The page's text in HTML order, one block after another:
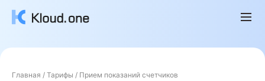
Главная / Тарифы / Прием показаний счетчиков